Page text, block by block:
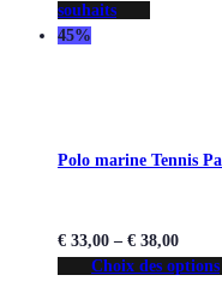
souhaits
45%
Polo marine Tennis
€ 33,00 – € 38,00
Choix des options